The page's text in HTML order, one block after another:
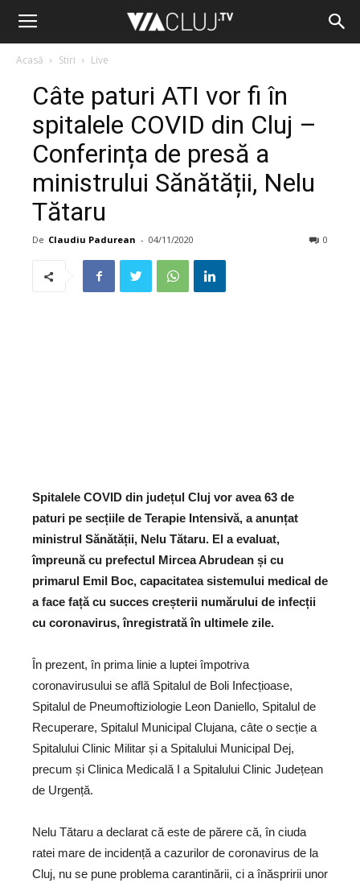
Acasă Stiri Live
Câte paturi ATI vor fi în
spitalele COVID din Cluj –
Conferința de presă a
ministrului Sănătății, Nelu
Tătaru
De Claudiu Padurean - 04/11/2020 0
Spitalele COVID din județul Cluj vor avea 63 de
paturi pe secțiile de Terapie Intensivă, a anunțat
ministrul Sănătății, Nelu Tătaru. El a evaluat,
împreună cu prefectul Mircea Abrudean și cu
primarul Emil Boc, capacitatea sistemului medical de
a face față cu succes creșterii numărului de infecții
cu coronavirus, înregistrată în ultimele zile.
În prezent, în prima linie a luptei împotriva
coronavirusului se află Spitalul de Boli Infecțioase,
Spitalul de Pneumoftiziologie Leon Daniello, Spitalul de
Recuperare, Spitalul Municipal Clujana, câte o secție a
Spitalului Clinic Militar și a Spitalului Municipal Dej,
precum și Clinica Medicală I a Spitalului Clinic Județean
de Urgență.
Nelu Tătaru a declarat că este de părere că, în ciuda
ratei mare de incidență a cazurilor de coronavirus de la
Cluj, nu se pune problema carantinării, ci a înăspririi unor